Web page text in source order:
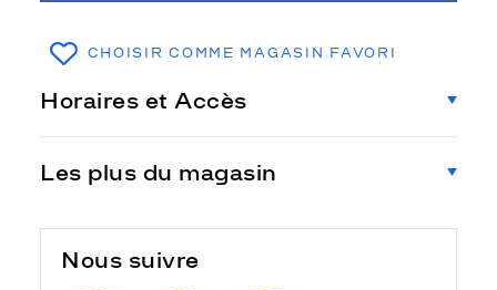
CHOISIR COMME MAGASIN FAVORI
Horaires et Accès
Les plus du magasin
Nous suivre